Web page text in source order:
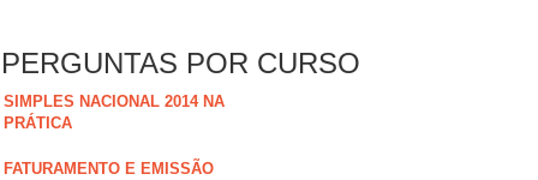
PERGUNTAS POR CURSO
SIMPLES NACIONAL 2014 NA
PRÁTICA
FATURAMENTO E EMISSÃO